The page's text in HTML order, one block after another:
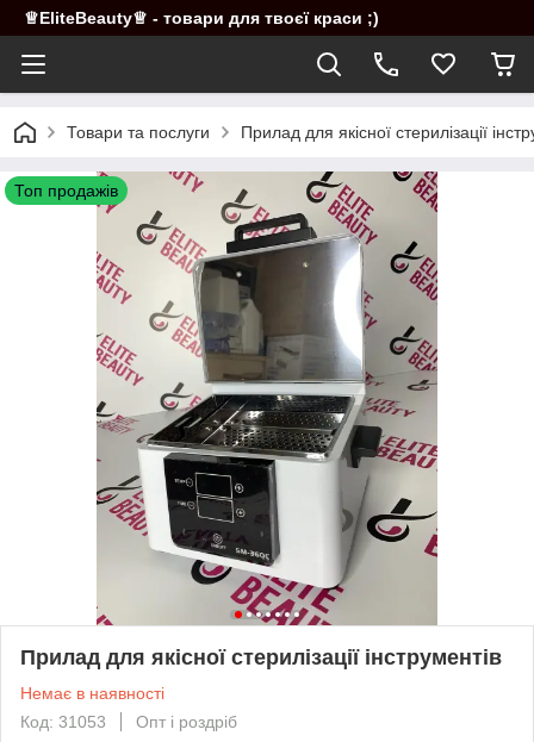
♕EliteBeauty♕ - товари для твоєї краси ;)
Товари та послуги Прилад для якісної стерилізації
Топ продажів
Прилад для якісної стерилізації інструментів
Немає в наявності
Код: 31053
Опт і роздріб